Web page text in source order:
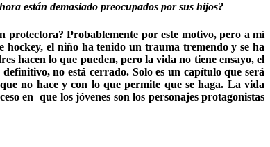
están demasiado preocupados por sus hijos?
protectora? Probablemente por este motivo, pero a mí
hockey, el niño ha tenido un trauma tremendo y se ha
hacen lo que pueden, pero la vida no tiene ensayo, el
no está cerrado. Solo es un capítulo que será
no hace y con lo que permite que se haga. La vida
en que los jóvenes son los personajes protagonistas